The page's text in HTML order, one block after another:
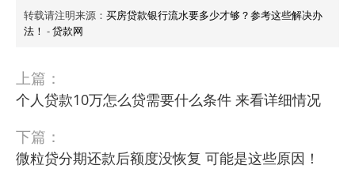
转载请注明来源： 买房贷款银行流水要多少才够？参考这些解决办
法！ -贷款网
上篇：
个人贷款10万怎么贷需要什么条件 来看详细情况
下篇：
微粒贷分期还款后额度没恢复 可能是这些原因！